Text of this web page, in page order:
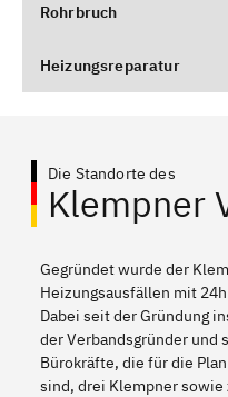
Rohrbruch
Heizungsreparatur
Die Standorte des
Klempner
Gegründet wurde der
Heizungsausfällen mit
Dabei seit der Gründung
der Verbandsgründer und
Bürokräfte, die für die
sind, drei Klempner